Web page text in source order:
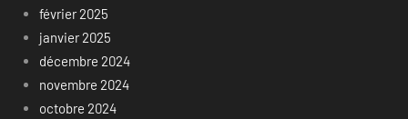
février 2025
janvier 2025
décembre 2024
novembre 2024
octobre 2024